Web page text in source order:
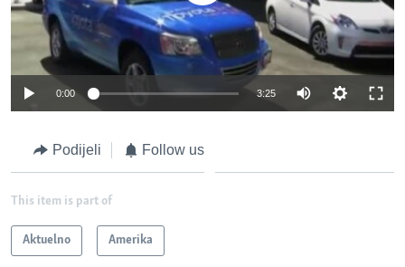
0:00 3:25
Podijeli Follow us
This item is part of
Aktuelno Amerika